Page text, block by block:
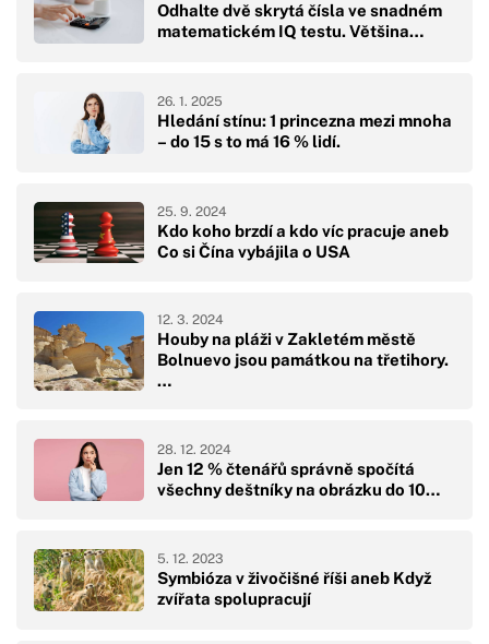
Odhalte dvě skrytá čísla ve snadném
matematickém IQ testu. Většina…
Hledání stínu: 1 princezna mezi mnoha
– do 15 s to má 16 % lidí.
26. 1. 2025
Kdo koho brzdí a kdo víc pracuje aneb
Co si Čína vybájila o USA
25. 9. 2024
Houby na pláži v Zakletém městě
Bolnuevo jsou památkou na třetihory.
…
12. 3. 2024
Jen 12 % čtenářů správně spočítá
všechny deštníky na obrázku do 10…
28. 12. 2024
Symbióza v živočišné říši aneb Když
zvířata spolupracují
5. 12. 2023